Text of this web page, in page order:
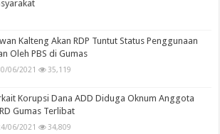
Kalteng Akan RDP Tuntut Status Penggunaan
Oleh PBS di Gumas
06/2021 35,119
Korupsi Dana ADD Diduga Oknum Anggota
Gumas Terlibat
06/2021 34,809